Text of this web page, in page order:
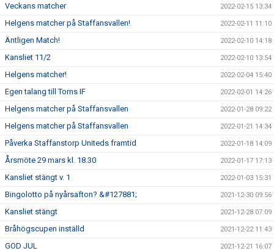
Veckans matcher 2022-02-15 13:34
Helgens matcher på Staffansvallen! 2022-02-11 11:10
Äntligen Match! 2022-02-10 14:18
Kansliet 11/2 2022-02-10 13:54
Helgens matcher! 2022-02-04 15:40
Egen talang till Torns IF 2022-02-01 14:26
Helgens matcher på Staffansvallen 2022-01-28 09:22
Helgens matcher på Staffansvallen 2022-01-21 14:34
Påverka Staffanstorp Uniteds framtid 2022-01-18 14:09
Årsmöte 29 mars kl. 18.30 2022-01-17 17:13
Kansliet stängt v. 1 2022-01-03 15:31
Bingolotto på nyårsafton? &#127881; 2021-12-30 09:56
Kansliet stängt 2021-12-28 07:09
Bråhögscupen inställd 2021-12-22 11:43
GOD JUL 2021-12-21 16:07